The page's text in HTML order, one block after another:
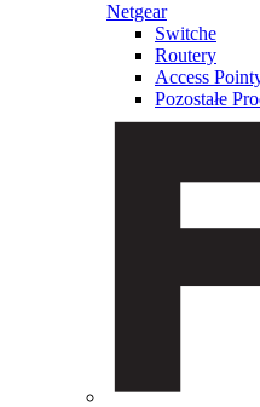
Netgear
Switche
Routery
Access
Pozostałe